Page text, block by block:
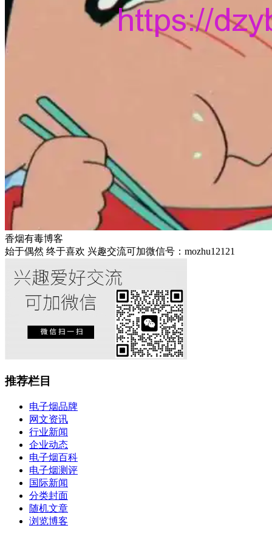
香烟有毒博客
始于偶然 终于喜欢 兴趣交流可加微信号：mozhu12121
推荐栏目
电子烟品牌
网文资讯
行业新闻
企业动态
电子烟百科
电子烟测评
国际新闻
分类封面
随机文章
浏览博客